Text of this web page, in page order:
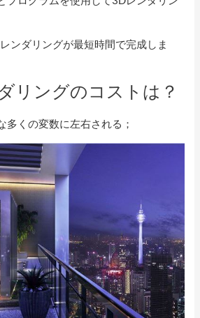
ンダリングが最短時間で完成しま
リングのコストは？
多くの変数に左右される；